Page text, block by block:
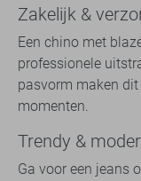
Zakelijk &
Een chino met
professionele
pasvorm maken
momenten.
Trendy &
Ga voor een jeans